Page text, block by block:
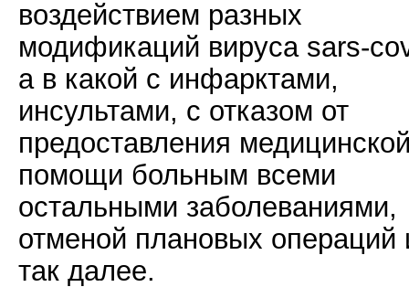
воздействием разных
модификаций вируса sars-
а в какой с инфарктами,
инсультами, с отказом от
предоставления
помощи больным всеми
остальными заболеваниями,
отменой плановых операций
так далее.